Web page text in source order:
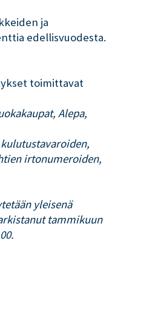
ja
edellisvuodesta.
toimittavat
Alepa,
irtonumeroiden,
yleisenä
tammikuun